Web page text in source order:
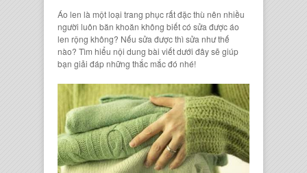
Áo len là một loại trang phục rất đặc thù nên nhiều
người luôn băn khoăn không biếtcó sửa được áo
len rộng không? Nếu sửa được thì sửa như thế
nào? Tìm hiểu nội dung bài viết dưới đây sẽ giúp
bạn giải đáp những thắc mắc đó nhé!